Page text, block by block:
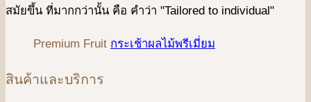
สมัยขึ้น ที่มากกว่านั้น คือ คําว่า "Tailored to individual"
Premium Fruit กระเช้าผลไม้พรีเมี่ยม
สินค้าและบริการ